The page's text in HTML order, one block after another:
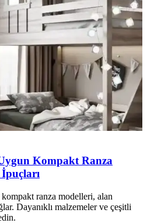
Kompakt Ranza
İpuçları
ranza modelleri, alan
Dayanıklı malzemeler ve çeşitli